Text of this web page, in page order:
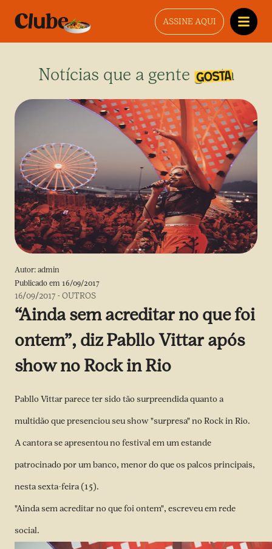
ASSINE AQUI
Notícias que a gente gosta
Autor: admin
Publicado em 16/09/2017
16/09/2017 -OUTROS
“Ainda sem acreditar no que foi
ontem”, diz Pabllo Vittar após
show no Rock in Rio
Pabllo Vittar parece ter sido tão surpreendida quanto a
multidão que presenciou seu show "surpresa" no Rock in Rio.
A cantora se apresentou no festival em um estande
patrocinado por um banco, menor do que os palcos principais,
nesta sexta-feira (15).
"Ainda sem acreditar no que foi ontem", escreveu em rede
social.